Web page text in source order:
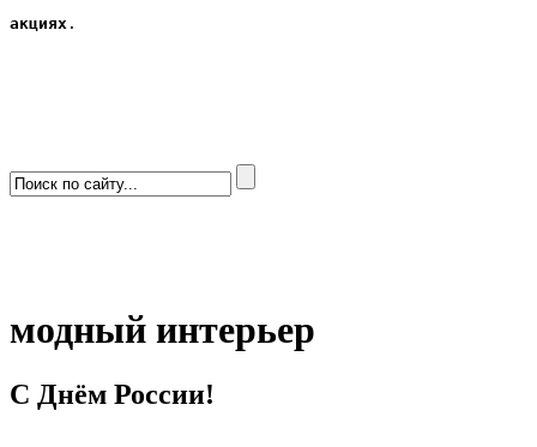
акциях .
модный интерьер
С Днём России!